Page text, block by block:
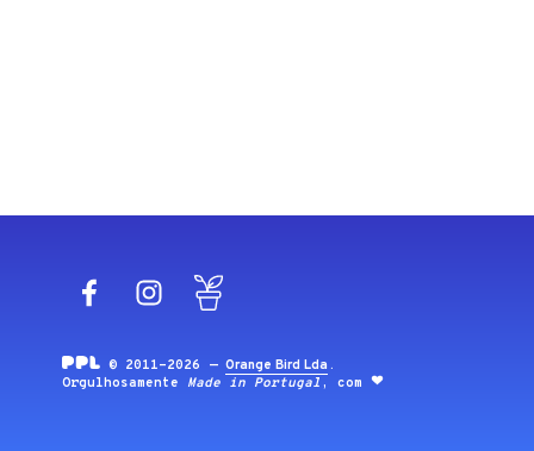
FacebookInstagram
© 2011-2026 —Orange Bird Lda .
Orgulhosamente Made in Portugal , com